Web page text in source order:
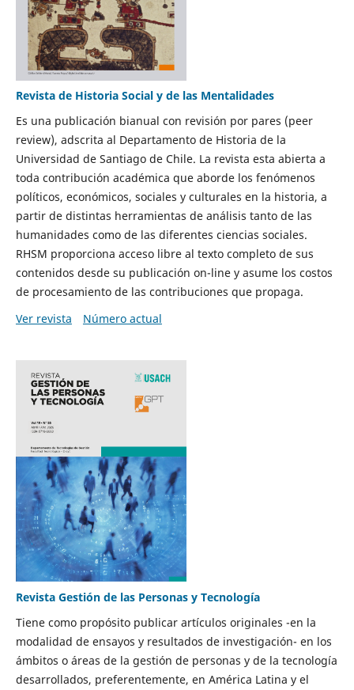
Revista de Historia Social y de las Mentalidades
Es una publicación bianual con revisión por pares (peer
review), adscrita al Departamento de Historia de la
Universidad de Santiago de Chile. La revista esta abierta a
toda contribución académica que aborde los fenómenos
políticos, económicos, sociales y culturales en la historia, a
partir de distintas herramientas de análisis tanto de las
humanidades como de las diferentes ciencias sociales.
RHSM proporciona acceso libre al texto completo de sus
contenidos desde su publicación on-line y asume los costos
de procesamiento de las contribuciones que propaga.
Ver revista
Número actual
Revista Gestión de las Personas y Tecnología
Tiene como propósito publicar artículos originales -en la
modalidad de ensayos y resultados de investigación- en los
ámbitos o áreas de la gestión de personas y de la tecnología
desarrollados, preferentemente, en América Latina y el